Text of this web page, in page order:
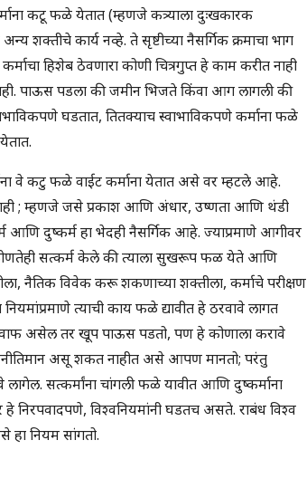
कटू फळे येतात (म्हणजे कत्र्याला दुःखकारक
शक्तीचे कार्य नव्हे. ते सृष्टीच्या नैसर्गिक क्रमाचा भाग
हिशेब ठेवणारा कोणी चित्रगुप्त हे काम करीत नाही
पाऊस पडला की जमीन भिजते किंवा आग लागली की
घडतात, तितक्याच स्वाभाविकपणे कर्माना फळे
वे कटु फळे वाईट कर्माना येतात असे वर म्हटले आहे.
; म्हणजे जसे प्रकाश आणि अंधार, उष्णता आणि थंडी
दुष्कर्म हा भेदही नैसर्गिक आहे. ज्याप्रमाणे आगीवर
सत्कर्म केले की त्याला सुखरूप फळ येते आणि
नैतिक विवेक करू शकणाच्या शक्तीला, कर्माचे परीक्षण
त्याची काय फळे द्यावीत हे ठरवावे लागत
असेल तर खूप पाऊस पडतो, पण हे कोणाला करावे
असू शकत नाहीत असे आपण मानतो; परंतु
सत्कर्मांना चांगली फळे यावीत आणि दुष्कर्माना
निरपवादपणे, विश्वनियमांनी घडतच असते. राबंध विश्व
नियम सांगतो.